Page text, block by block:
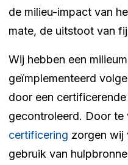
de milieu-impact van
mate, de uitstoot van
Wij hebben een
geïmplementeerd
door een
gecontroleerd. Door te
certificering zorgen wij
gebruik van